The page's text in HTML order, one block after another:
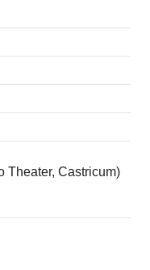
Theater, Castricum)